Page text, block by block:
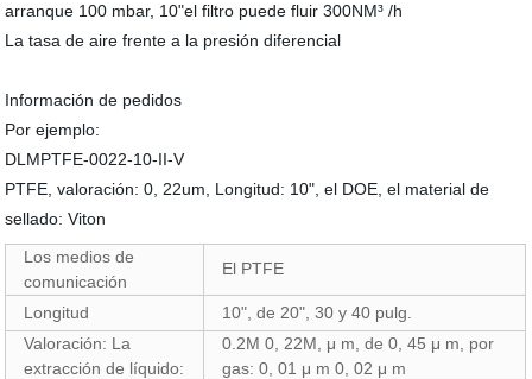
arranque 100 mbar, 10"el filtro puede fluir 300NM³ /h
La tasa de aire frente a la presión diferencial
Información de pedidos
Por ejemplo:
DLMPTFE-0022-10-II-V
PTFE, valoración: 0, 22um, Longitud: 10", el DOE, el material de
sellado: Viton
Los medios de
comunicación
El PTFE
Longitud
10", de 20", 30 y 40 pulg.
Valoración: La
extracción de líquido:
0.2Μ 0, 22M, μ m, de 0, 45 μ m, por
gas: 0, 01 μ m 0, 02 μ m